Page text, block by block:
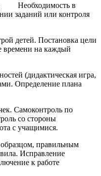
Необходимость в
заданий или контроля
детей. Постановка цели
времени на каждый
(дидактическая игра,
Определение плана
Самоконтроль по
со стороны
с учащимися.
правильным
Исправление
к работе